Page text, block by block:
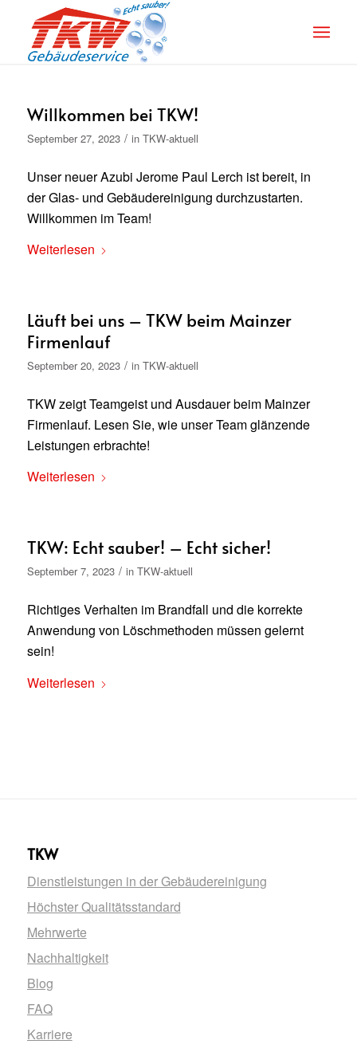
Willkommen bei TKW!
September 27, 2023 / in TKW-aktuell
Unser neuer Azubi Jerome Paul Lerch ist bereit, in
der Glas- und Gebäudereinigung durchzustarten.
Willkommen im Team!
Weiterlesen
Läuft bei uns – TKW beim Mainzer
Firmenlauf
September 20, 2023 / in TKW-aktuell
TKW zeigt Teamgeist und Ausdauer beim Mainzer
Firmenlauf. Lesen Sie, wie unser Team glänzende
Leistungen erbrachte!
Weiterlesen
TKW: Echt sauber! – Echt sicher!
September 7, 2023 / in TKW-aktuell
Richtiges Verhalten im Brandfall und die korrekte
Anwendung von Löschmethoden müssen gelernt
sein!
Weiterlesen
TKW
Dienstleistungen in der Gebäudereinigung
Höchster Qualitätsstandard
Mehrwerte
Nachhaltigkeit
Blog
FAQ
Karriere